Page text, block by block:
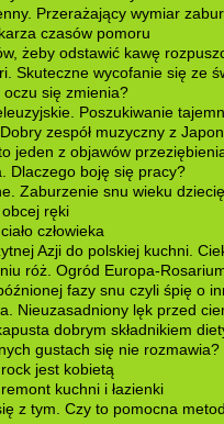
Przerażający wymiar
czasów pomoru
żeby odstawić kawę
Skuteczne wycofanie się ze
oczu się zmienia?
Poszukiwanie
zespół muzyczny z
jeden z objawów
Dlaczego boję się pracy?
Zaburzenie snu wieku
ręki
człowieka
Azji do polskiej kuchni.
róż. Ogród Europa-
fazy snu czyli śpię o
Nieuzasadniony lęk przed
dobrym składnikiem
gustach się nie rozmawia?
jest kobietą
kuchni i łazienki
z tym. Czy to pomocna